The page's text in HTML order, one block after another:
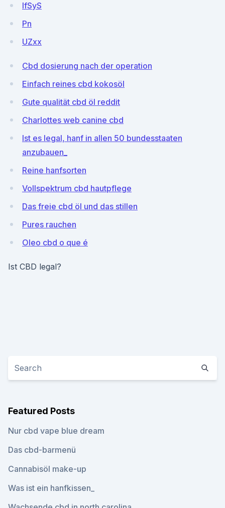
IfSyS
Pn
UZxx
Cbd dosierung nach der operation
Einfach reines cbd kokosöl
Gute qualität cbd öl reddit
Charlottes web canine cbd
Ist es legal, hanf in allen 50 bundesstaaten
anzubauen_
Reine hanfsorten
Vollspektrum cbd hautpflege
Das freie cbd öl und das stillen
Pures rauchen
Oleo cbd o que é
Ist CBD legal?
Featured Posts
Nur cbd vape blue dream
Das cbd-barmenü
Cannabisöl make-up
Was ist ein hanfkissen_